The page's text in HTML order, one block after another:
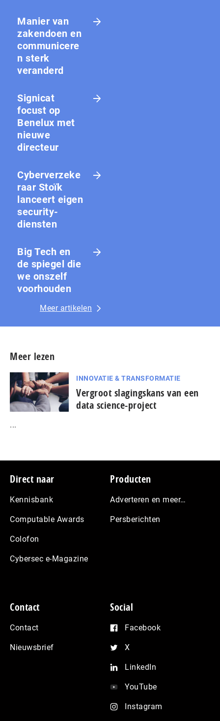
Manier van
zakendoen en
communicere
n sterk
veranderd
Signicat
focust op
Benelux met
nieuwe
directeur
Cyberverzeke
raar Stoïk
lanceert eigen
security-
diensten
Big Tech en
de spiegel die
we onszelf
voorhouden
Meer artikelen
Meer lezen
INNOVATIE & TRANSFORMATIE
Vergroot slagingskans van een
data science-project
...
Footer
Direct naar
Kennisbank
Computable Awards
Colofon
Cybersec e-Magazine
Producten
Adverteren en meer…
Persberichten
Contact
Contact
Nieuwsbrief
Social
Facebook
X
LinkedIn
YouTube
Instagram